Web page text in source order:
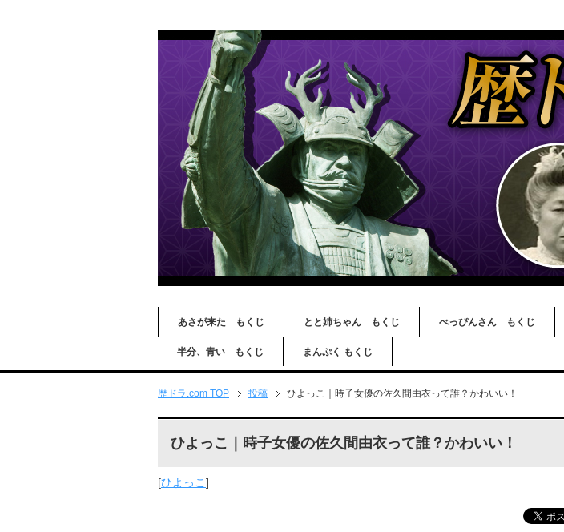
あさが来た もくじ とと姉ちゃん もくじ べっぴんさん もくじ
半分、青い もくじ まんぷく もくじ
歴ドラ.com TOP 投稿 ひよっこ｜時子女優の佐久間由衣って誰？かわいい！
ひよっこ｜時子女優の佐久間由衣って誰？かわいい！
[ひよっこ ]